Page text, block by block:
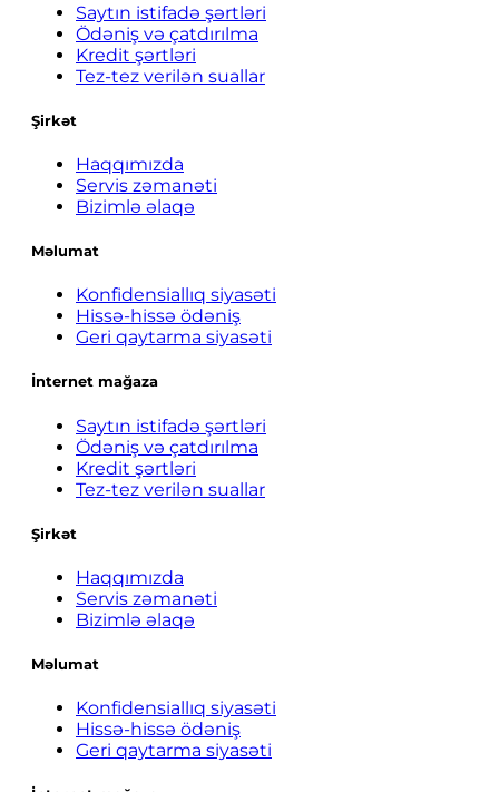
Saytın istifadə şərtləri
Ödəniş və çatdırılma
Kredit şərtləri
Tez-tez verilən suallar
Şirkət
Haqqımızda
Servis zəmanəti
Bizimlə əlaqə
Məlumat
Konfidensiallıq siyasəti
Hissə-hissə ödəniş
Geri qaytarma siyasəti
İnternet mağaza
Saytın istifadə şərtləri
Ödəniş və çatdırılma
Kredit şərtləri
Tez-tez verilən suallar
Şirkət
Haqqımızda
Servis zəmanəti
Bizimlə əlaqə
Məlumat
Konfidensiallıq siyasəti
Hissə-hissə ödəniş
Geri qaytarma siyasəti